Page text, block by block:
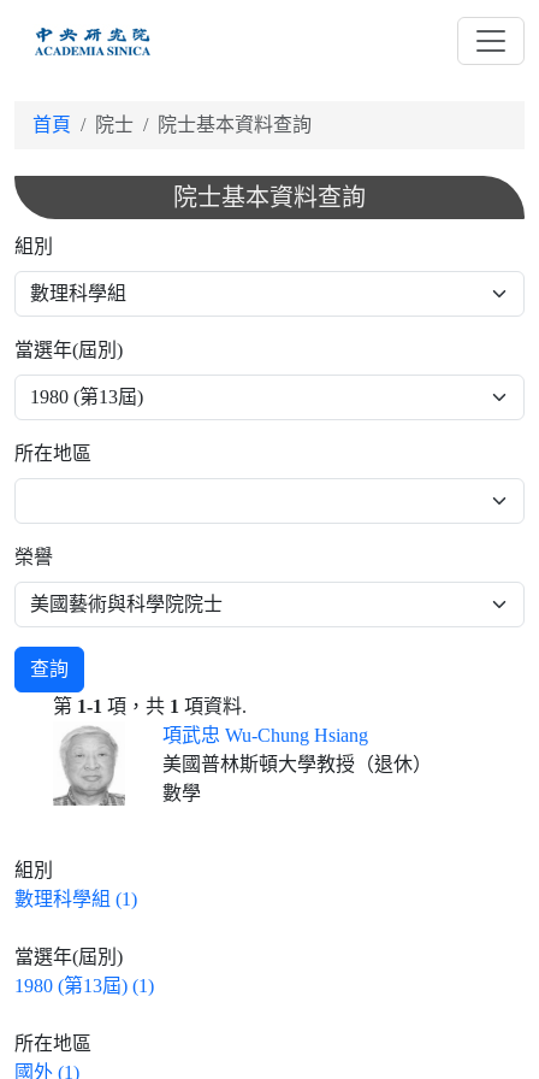
首頁 院士 院士基本資料查詢
院士基本資料查詢
組別
當選年(屆別)
所在地區
榮譽
查詢
第 1-1 項，共 1 項資料.
項武忠 Wu-Chung Hsiang
美國普林斯頓大學教授（退休）
數學
組別
數理科學組 (1)
當選年(屆別)
1980 (第13屆) (1)
所在地區
國外 (1)